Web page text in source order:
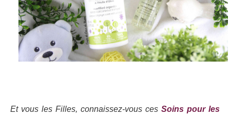
Et vous les Filles, connaissez-vous ces Soins pour les